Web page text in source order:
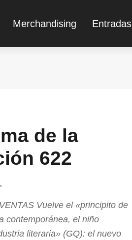
Merchandising Entradas
de la
622
Vuelve el «principito de
contemporánea, el niño
literaria» (GQ): el nuevo